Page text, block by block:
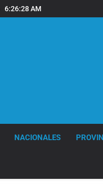
6:26:29 AM
NACIONALES